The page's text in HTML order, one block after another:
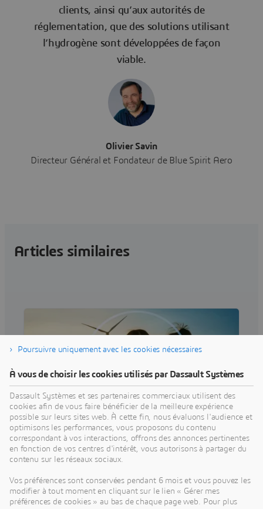
clients, ainsi qu’aux autorités de
réglementation, que des solutions utilisant
l’hydrogène sont développées de façon
viable.
Olivier Savin
Directeur Général et Fondateur de Blue Spirit Aero
Articles similaires
Nos engagements durables
impact positif sur le monde. Nous sommes
résolument engagés en faveur de la neutralité
CORPORATE REPORTS
Poursuivre uniquement avec les cookies nécessaires
À vous de choisir les cookies utilisés par Dassault Systèmes
Dassault Systèmes et ses partenaires commerciaux utilisent des
cookies afin de vous faire bénéficier de la meilleure expérience
possible sur leurs sites web. À cette fin, nous évaluons l'audience et
optimisons les performances, vous proposons du contenu
correspondant à vos interactions, offrons des annonces pertinentes
en fonction de vos centres d'intérêt, vous autorisons à partager du
contenu sur les réseaux sociaux.
Vos préférences sont conservées pendant 6 mois et vous pouvez les
modifier à tout moment en cliquant sur le lien « Gérer mes
préférences de cookies » au bas de chaque page web. Pour plus